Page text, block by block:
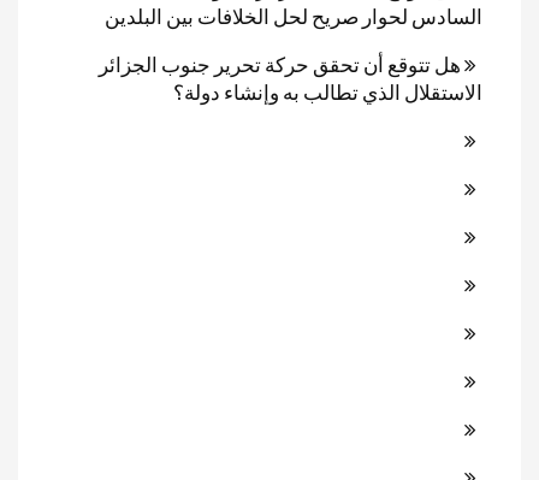
السادس لحوار صريح لحل الخلافات بين البلدين
هل تتوقع أن تحقق حركة تحرير جنوب الجزائر
الاستقلال الذي تطالب به وإنشاء دولة؟